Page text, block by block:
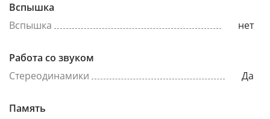
Вспышка
Вспышка
нет
Работа со звуком
Стереодинамики
Да
Память